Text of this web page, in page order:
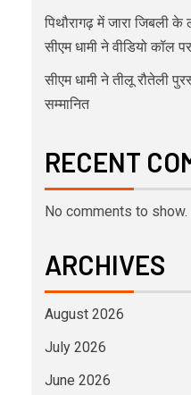
पिथौरागढ़ में जारा जिबली
सीएम धामी ने वीडियो कॉल
सीएम धामी ने तीलू रौतेली
सम्मानित
RECENT
No comments to show.
ARCHIVES
August 2026
July 2026
June 2026